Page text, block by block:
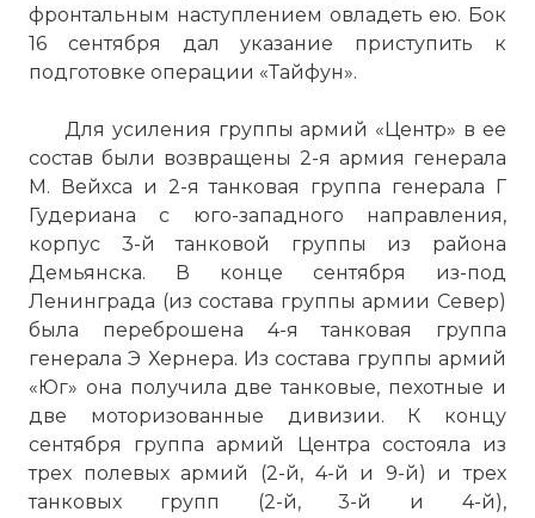
фронтальным наступлением овладеть ею. Бок
16 сентября дал указание приступить к
подготовке операции «Тайфун».
Для усиления группы армий «Центр» в ее
состав были возвращены 2-я армия генерала
М. Вейхса и 2-я танковая группа генерала Г
Гудериана с юго-западного направления,
корпус 3-й танковой группы из района
Демьянска. В конце сентября из-под
Ленинграда (из состава группы армии Север)
была переброшена 4-я танковая группа
генерала Э Хернера. Из состава группы армий
«Юг» она получила две танковые, пехотные и
две моторизованные дивизии. К концу
сентября группа армий Центра состояла из
трех полевых армий (2-й, 4-й и 9-й) и трех
танковых групп (2-й, 3-й и 4-й),